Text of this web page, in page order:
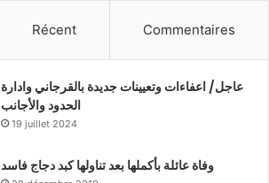
Récent Commentaires
عاجل/ اعفاءات وتعيينات جديدة بالقرجاني وادارة
الحدود والأجانب
19 juillet 2024
وفاة عائلة بأكملها بعد تناولها كبد دجاج فاسد